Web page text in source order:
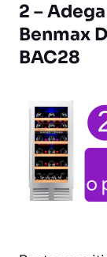
2 –
Benmax
BAC28